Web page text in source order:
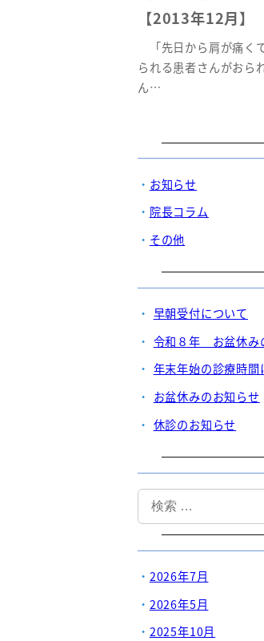
【2013年12月】
「先日から肩が痛く
られる患者さんがおら
ん…
お知らせ
院長コラム
その他
早朝受付について
令和８年 お盆休み
年末年始の診療時間
お盆休みのお知らせ
休診のお知らせ
検
索
2026年7月
2026年5月
2025年10月